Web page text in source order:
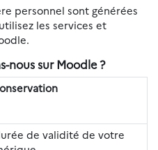
personnel sont générées
les services et
nous sur Moodle ?
de validité de votre